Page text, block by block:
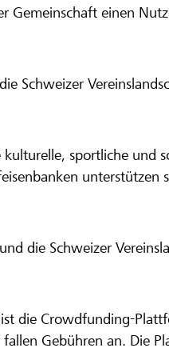
Gemeinschaft einen
Schweizer
sportliche und
unterstützen
die Schweizer
die Crowdfunding-
Gebühren an. Die